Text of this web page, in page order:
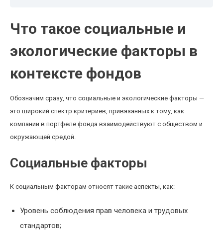
Что такое социальные и
экологические факторы в
контексте фондов
Обозначим сразу, что социальные и экологические факторы —
это широкий спектр критериев, привязанных к тому, как
компании в портфеле фонда взаимодействуют с обществом и
окружающей средой.
Социальные факторы
К социальным факторам относят такие аспекты, как:
Уровень соблюдения прав человека и трудовых
стандартов;